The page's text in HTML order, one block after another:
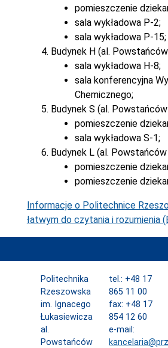
pomieszczenie
sala wykładowa P-2;
sala wykładowa P-15;
Budynek H (al.
sala wykładowa H-8;
sala konferencyjna
Chemicznego;
Budynek S (al.
pomieszczenie
sala wykładowa S-1;
Budynek L (al.
pomieszczenie
pomieszczenie
Informacje o Politechnice
łatwym do czytania i rozumienia
Politechnika
Rzeszowska
im. Ignacego
Łukasiewicza
al.
Powstańców
tel.: +48 17
865 11 00
fax: +48 17
854 12 60
e-mail: